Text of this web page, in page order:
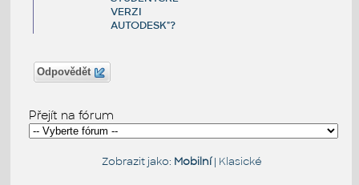
VERZI
AUTODESK"?
Odpovědět
Přejít na fórum
Zobrazit jako: Mobilní| Klasické